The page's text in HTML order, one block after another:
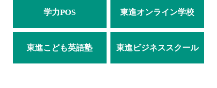
学力POS 東進オンライン学校
東進こども英語塾 東進ビジネススクール